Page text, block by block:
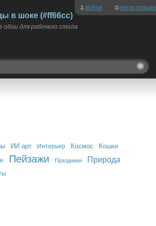
войти регистрация
в шоке (#ff66cc)
для рабочего стола
ИИ арт Интерьер Космос Кошки
Пейзажи Праздники Природа